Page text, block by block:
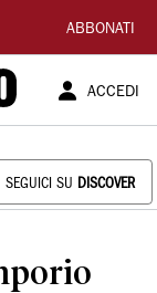
ABBONATI
ACCEDI
SEGUICI SU DISCOVER